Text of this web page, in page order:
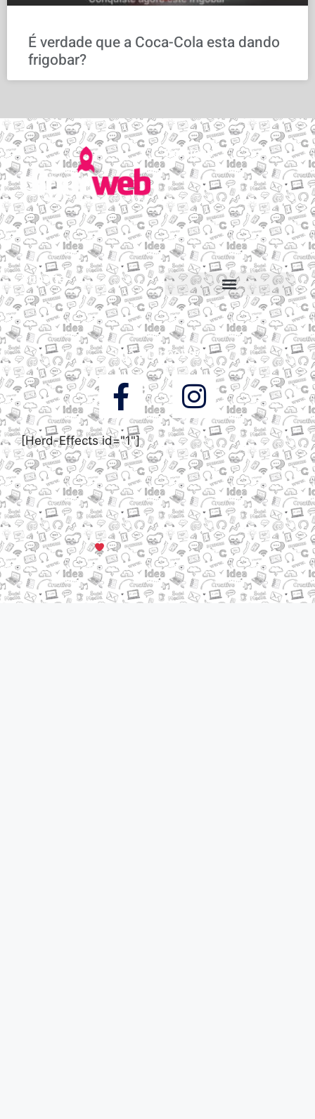
É verdade que a Coca-Cola esta dando
frigobar?
Serviços
Email personalizado
Hospedagem de Sites
Migração de sites e e-mails
Construtor de sites
Suporte
Suporte via Whats
Siga a DigooWeb
[Herd-Effects id="1"]
© Todos os direitos reservados a DigooWeb Gramado, RS |
Servidores em Dallas, TX
Criado com muito em Gramado, Serra Gaúcha